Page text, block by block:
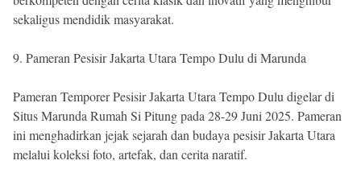
sekaligus mendidik masyarakat.
9. Pameran Pesisir Jakarta Utara Tempo Dulu di Marunda
Pameran Temporer Pesisir Jakarta Utara Tempo Dulu digelar di
Situs Marunda Rumah Si Pitung pada 28-29 Juni 2025. Pameran
ini menghadirkan jejak sejarah dan budaya pesisir Jakarta Utara
melalui koleksi foto, artefak, dan cerita naratif.